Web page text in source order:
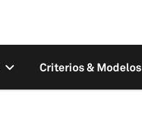
Criterios & Modelos